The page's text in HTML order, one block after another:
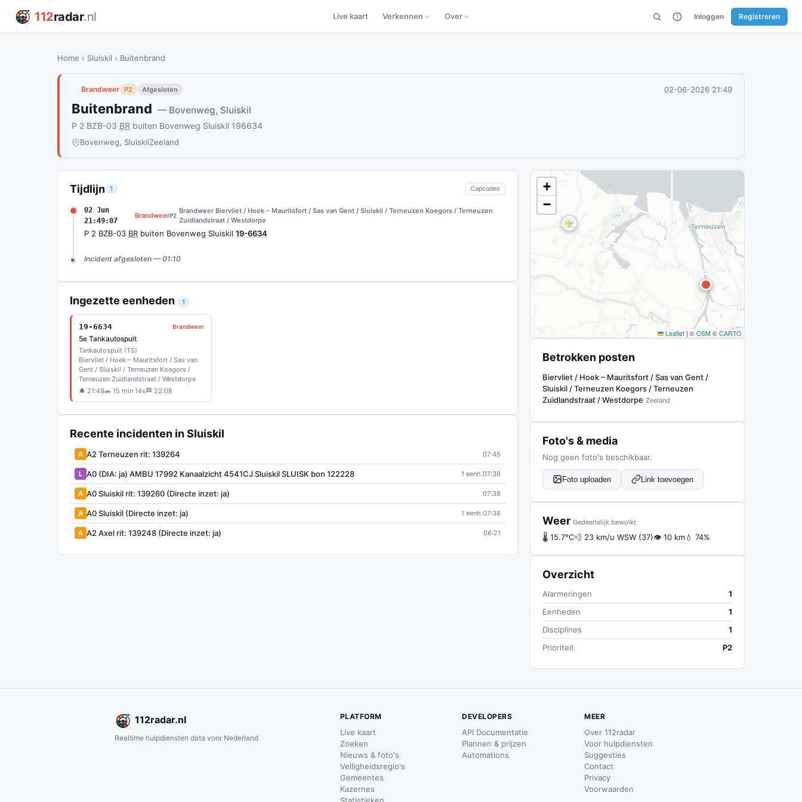
112radar.nl Live kaart Verkennen Over Inloggen Registreren
Home › Sluiskil › Buitenbrand
Brandweer P2 Afgesloten 02-06-2026 21:49
Buitenbrand — Bovenweg, Sluiskil
P 2 BZB-03 BR buiten Bovenweg Sluiskil 196634
Bovenweg, SluiskilZeeland
Tijdlijn 1 Capcodes
02 Jun
21:49:07
BrandweerP2
Brandweer Biervliet / Hoek – Mauritsfort / Sas van Gent / Sluiskil / Terneuzen Koegors / Terneuzen
Zuidlandstraat / Westdorpe
P 2 BZB-03 BR buiten Bovenweg Sluiskil 19-6634
Incident afgesloten — 01:10
Ingezette eenheden 1
19-6634 Brandweer
5e Tankautospuit
Tankautospuit (TS)
Biervliet / Hoek – Mauritsfort / Sas van
Gent / Sluiskil / Terneuzen Koegors /
Terneuzen Zuidlandstraat / Westdorpe
🔔 21:49🚗 15 min 14s 🏁 22:08
Recente incidenten in Sluiskil
A A2 Terneuzen rit: 139264 07:45
L A0 (DIA: ja) AMBU 17992 Kanaalzicht 4541CJ Sluiskil SLUISK bon 122228 1 eenh.07:38
A A0 Sluiskil rit: 139260 (Directe inzet: ja) 07:38
A A0 Sluiskil (Directe inzet: ja) 1 eenh.07:38
A A2 Axel rit: 139248 (Directe inzet: ja) 06:21
+
−
Leaflet | © OSM © CARTO
Betrokken posten
Biervliet / Hoek – Mauritsfort / Sas van Gent /
Sluiskil / Terneuzen Koegors / Terneuzen
Zuidlandstraat / Westdorpe Zeeland
Foto's & media
Nog geen foto's beschikbaar.
Foto uploaden Link toevoegen
Weer Gedeeltelijk bewolkt
🌡 15.7°C💨 23 km/u WSW (37)👁 10 km💧 74%
Overzicht
Alarmeringen
1
Eenheden
1
Disciplines
1
Prioriteit
P2
112radar.nl
Realtime hulpdiensten data voor Nederland
PLATFORM
Live kaart
Zoeken
Nieuws & foto's
Veiligheidsregio's
Gemeentes
Kazernes
DEVELOPERS
API Documentatie
Plannen & prijzen
Automations
MEER
Over 112radar
Voor hulpdiensten
Suggesties
Contact
Privacy
Voorwaarden